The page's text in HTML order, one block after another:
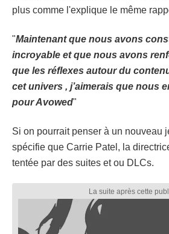
plus comme l'explique le même
"Maintenant que nous avons
incroyable et que nous avons
que les réflexes autour du
cet univers , j’aimerais que nous
pour Avowed"
Si on pourrait penser à un nouveau
spécifie que Carrie Patel, la
tentée par des suites et ou DLCs.